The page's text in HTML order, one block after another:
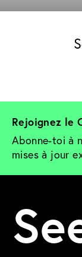
Rejoignez le
Abonne-toi à
mises à jour